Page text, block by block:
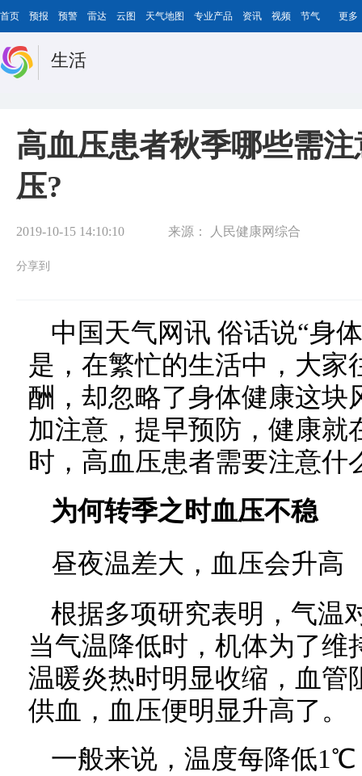
首页 预报 预警 雷达 云图 天气地图 专业产品 资讯 视频 节气 更多
生活
高血压患者秋季哪些需
压?
2019-10-15 14:10:10 来源： 人民健康网综合
分享到
中国天气网讯 俗话说“身
是，在繁忙的生活中，大家
酬，却忽略了身体健康这块
加注意，提早预防，健康就
时，高血压患者需要注意什
为何转季之时血压不稳
昼夜温差大，血压会升高
根据多项研究表明，气温
当气温降低时，机体为了维
温暖炎热时明显收缩，血管
供血，血压便明显升高了。
一般来说，温度每降低1℃